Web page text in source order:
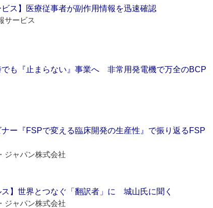
ビス】医療従事者が副作用情報を迅速確認
サービス
でも『止まらない』事業へ 非常用発電機で万全のBCP
ナー『FSPで変える臨床開発の生産性』で振り返るFSP
ジャパン株式会社
ス】世界とつなぐ「翻訳者」に 城山氏に聞く
ジャパン株式会社